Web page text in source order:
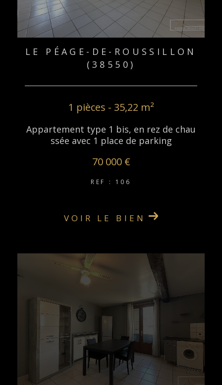
LE PÉAGE-DE-ROUSSILLON
(38550)
1 pièces - 35,22 m²
Appartement type 1 bis, en rez de chau
ssée avec 1 place de parking
70 000 €
REF : 106
VOIR LE BIEN